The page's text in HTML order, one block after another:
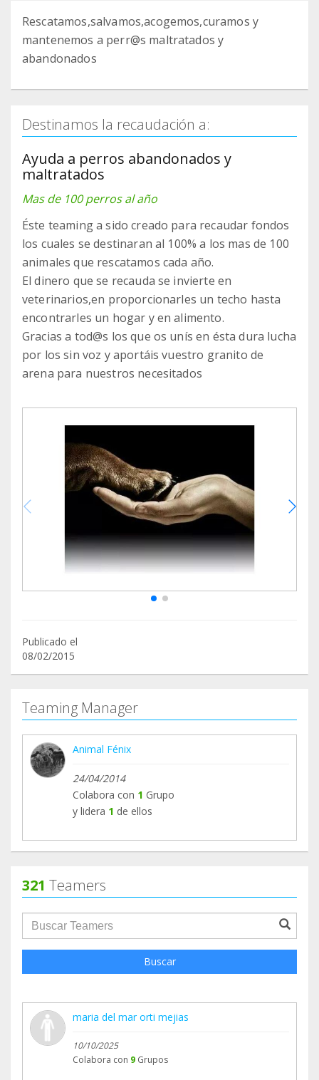
Rescatamos,salvamos,acogemos,curamos y
mantenemos a perr@s maltratados y
abandonados
Destinamos la recaudación a:
Ayuda a perros abandonados y
maltratados
Mas de 100 perros al año
Éste teaming a sido creado para recaudar fondos
los cuales se destinaran al 100% a los mas de 100
animales que rescatamos cada año.
El dinero que se recauda se invierte en
veterinarios,en proporcionarles un techo hasta
encontrarles un hogar y en alimento.
Gracias a tod@s los que os unís en ésta dura lucha
por los sin voz y aportáis vuestro granito de
arena para nuestros necesitados
Publicado el
08/02/2015
Teaming Manager
Animal Fénix
24/04/2014
Colabora con 1 Grupo
y lidera 1 de ellos
321 Teamers
groupProfile.searchForm.search.text???
Buscar
maria del mar orti mejias
10/10/2025
Colabora con 9 Grupos